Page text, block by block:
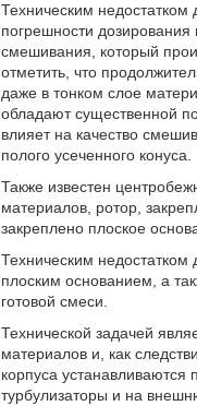
Техническим
погрешности дозирования
смешивания, который
отметить, что
даже в тонком слое
обладают существенной
влияет на качество
полого усеченного конуса.
Также известен
материалов, ротор,
закреплено плоское
Техническим
плоским основанием, а
готовой смеси.
Технической задачей
материалов и, как
корпуса
турбулизаторы и на